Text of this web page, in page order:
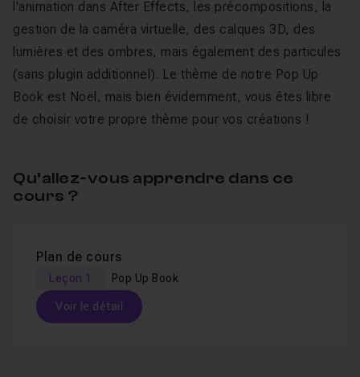
l'animation dans After Effects, les précompositions, la
gestion de la caméra virtuelle, des calques 3D, des
lumières et des ombres, mais également des particules
(sans plugin additionnel). Le thème de notre Pop Up
Book est Noël, mais bien évidemment, vous êtes libre
de choisir votre propre thème pour vos créations !
Qu’allez-vous apprendre dans ce
cours ?
Plan de cours
Leçon 1 Pop Up Book
Voir le détail